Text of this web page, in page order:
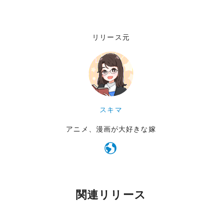
リリース元
スキマ
アニメ、漫画が大好きな嫁
関連リリース